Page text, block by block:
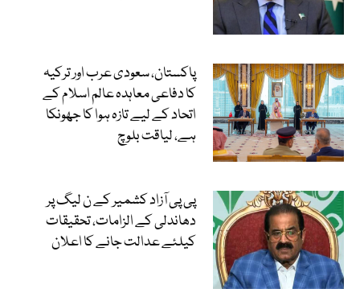
پاکستان، سعودی عرب اور ترکیہ
کا دفاعی معاہدہ عالم اسلام کے
اتحاد کے لیے تازہ ہوا کا جھونکا
ہے، لیاقت بلوچ
پی پی آزاد کشمیر کے ن لیگ پر
دھاندلی کے الزامات، تحقیقات
کیلئے عدالت جانے کا اعلان